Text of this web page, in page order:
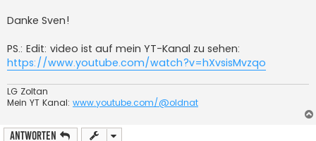
Danke Sven!
PS.: Edit: video ist auf mein YT-Kanal zu sehen:
https://www.youtube.com/watch?v=hXvsisMvzqo
LG Zoltan
Mein YT Kanal: www.youtube.com/@oldnat
Antworten